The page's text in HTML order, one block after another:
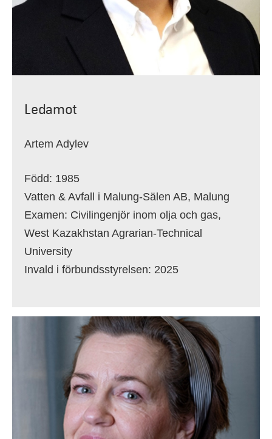
Ledamot
Artem Adylev
Född: 1985
Vatten & Avfall i Malung-Sälen AB, Malung
Examen: Civilingenjör inom olja och gas,
West Kazakhstan Agrarian-Technical
University
Invald i förbundsstyrelsen: 2025